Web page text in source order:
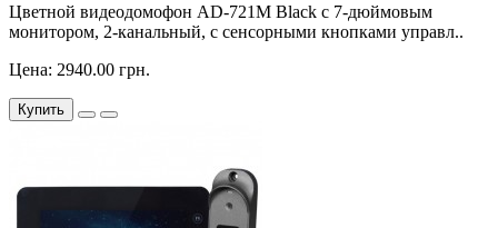
Цветной видеодомофон AD-721M Black с 7-дюймовым
монитором, 2-канальный, с сенсорными кнопками управл..
Цена: 2940.00 грн.
Купить